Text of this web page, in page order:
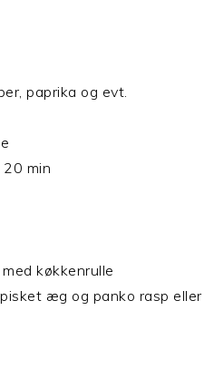
paprika og evt.
min
køkkenrulle
æg og panko rasp eller